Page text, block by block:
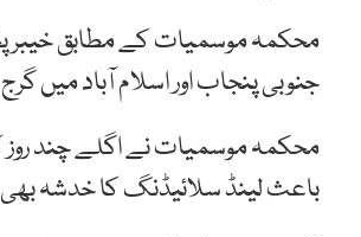
محکمہ موسمیات کے مطابق
جنوبی پنجاب اور اسلام آباد
محکمہ موسمیات نے اگلے چند روز
باعث لینڈ سلائیڈنگ کا خدشہ بھی